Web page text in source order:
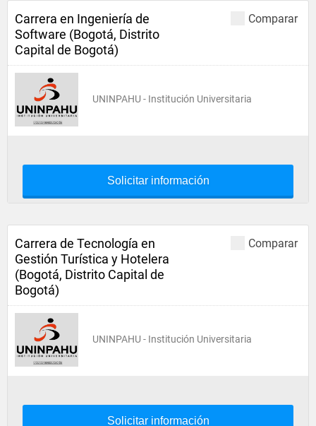
Comparar
Carrera en Ingeniería de
Software (Bogotá, Distrito
Capital de Bogotá)
UNINPAHU - Institución Universitaria
Solicitar información
Comparar
Carrera de Tecnología en
Gestión Turística y Hotelera
(Bogotá, Distrito Capital de
Bogotá)
UNINPAHU - Institución Universitaria
Solicitar información